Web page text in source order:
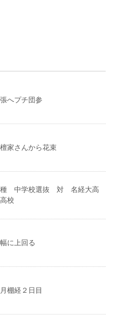
へプチ団参
家さんから花束
種 中学校選抜 対 名経大高
校
に上回る
棚経２日目